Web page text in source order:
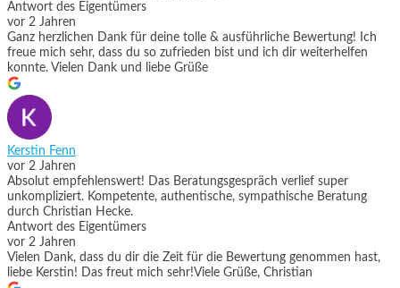
Antwort des Eigentümers
vor 2 Jahren
Ganz herzlichen Dank für deine tolle & ausführliche Bewertung! Ich
freue mich sehr, dass du so zufrieden bist und ich dir weiterhelfen
konnte. Vielen Dank und liebe Grüße
Kerstin Fenn
vor 2 Jahren
Absolut empfehlenswert! Das Beratungsgespräch verlief super
unkompliziert. Kompetente, authentische, sympathische Beratung
durch Christian Hecke.
Antwort des Eigentümers
vor 2 Jahren
Vielen Dank, dass du dir die Zeit für die Bewertung genommen hast,
liebe Kerstin! Das freut mich sehr!Viele Grüße, Christian